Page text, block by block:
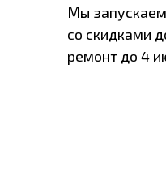
Мы
со скидками
ремонт до 4